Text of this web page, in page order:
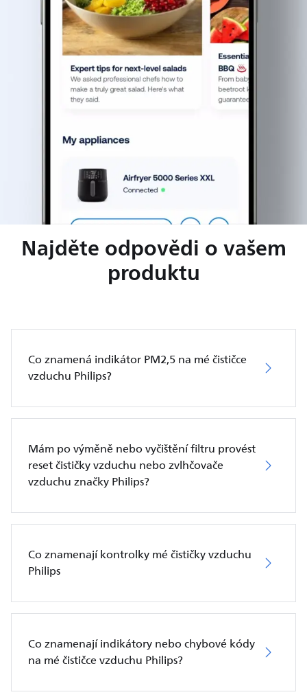
Najděte odpovědi o vašem
produktu
Co znamená indikátor PM2,5 na mé čističce
vzduchu Philips?
Mám po výměně nebo vyčištění filtru provést
reset čističky vzduchu nebo zvlhčovače
vzduchu značky Philips?
Co znamenají kontrolky mé čističky vzduchu
Philips
Co znamenají indikátory nebo chybové kódy
na mé čističce vzduchu Philips?